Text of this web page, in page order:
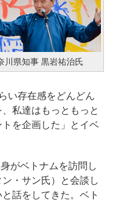
川県知事 黒岩祐治氏
い存在感をどんどん
私達はもっともっと
を企画した」とイベ
がベトナムを訪問し
・サン氏）と会談し
話をしてきた。ベト